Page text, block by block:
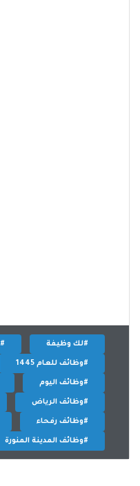
#لك وظيفة
#وظائف للعام 1445
#وظائف اليوم
#وظائف الرياض
#وظائف رفحاء
#وظائف المدينة المنورة